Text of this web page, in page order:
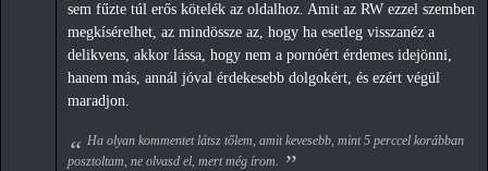
sem fűzte túl erős kötelék az oldalhoz. Amit az RW ezzel szemben
megkísérelhet, az mindössze az, hogy ha esetleg visszanéz a
delikvens, akkor lássa, hogy nem a pornóért érdemes idejönni,
hanem más, annál jóval érdekesebb dolgokért, és ezért végül
maradjon.
Ha olyan kommentet látsz tőlem, amit kevesebb, mint 5 perccel korábban
posztoltam, ne olvasd el, mert még írom.